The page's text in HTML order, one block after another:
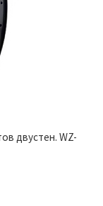
двустен. WZ-